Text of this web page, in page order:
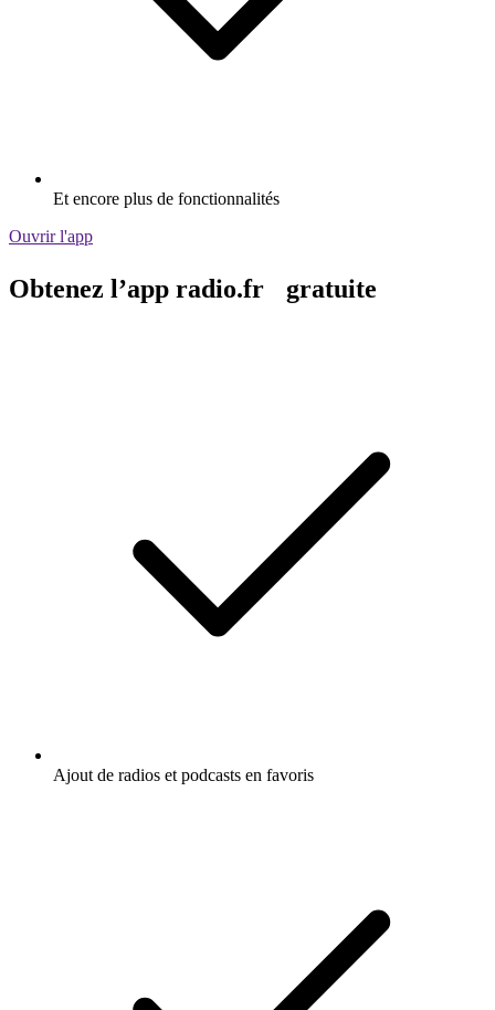
Et encore plus de fonctionnalités
Ouvrir l'app
Obtenez l’app radio.fr gratuite
Ajout de radios et podcasts en favoris